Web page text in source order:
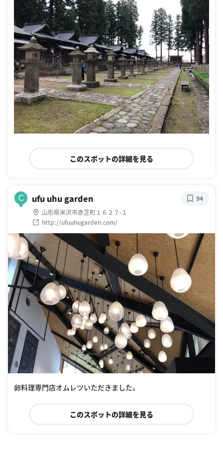
このスポットの詳細を見る
C ufu uhu garden
山形県米沢市赤芝町１６２７-１
http://ufuuhugarden.com/
94
卵料理専門店オムレツいただきました。
このスポットの詳細を見る